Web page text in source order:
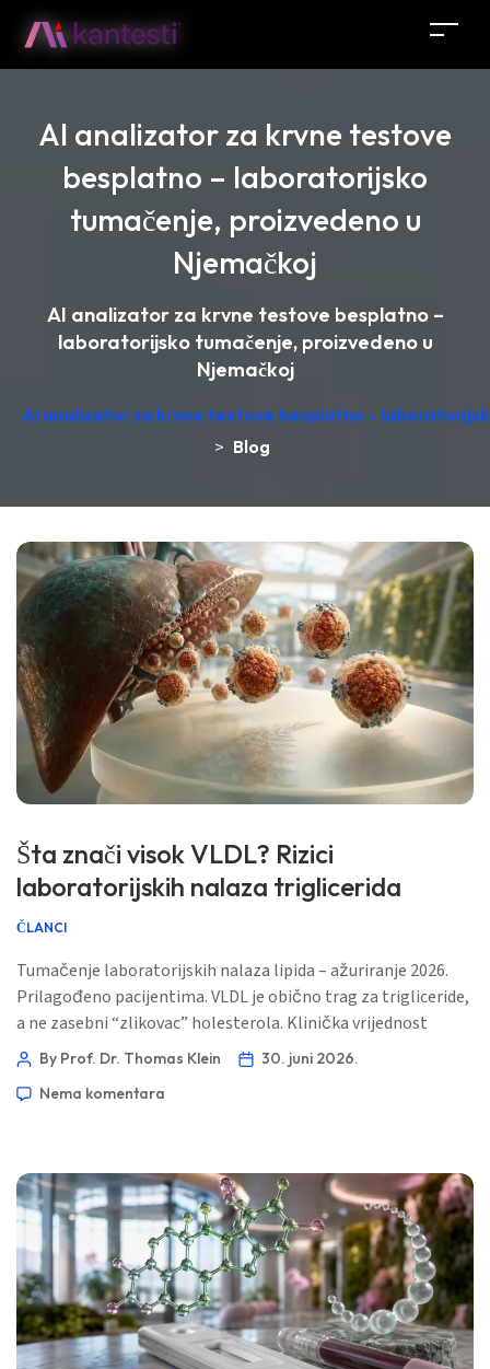
AI analizator za krvne testove
besplatno – laboratorijsko
tumačenje, proizvedeno u
Njemačkoj
AI analizator za krvne testove besplatno –
laboratorijsko tumačenje, proizvedeno u
Njemačkoj
AI analizator za krvne testove besplatno –
> Blog
Šta znači visok VLDL? Rizici
laboratorijskih nalaza triglicerida
ČLANCI
Tumačenje laboratorijskih nalaza lipida – ažuriranje 2026.
Prilagođeno pacijentima. VLDL je obično trag za trigliceride,
a ne zasebni “zlikovac” holesterola. Klinička vrijednost
dolazi iz čitanja VLDL-a zajedno s trigliceridima, LDL-C, non-
30. juni 2026 📝 Objavljeno: 30. juni 2026 🩺 Medicinski
By Prof. Dr. Thomas Klein
30. juni 2026.
Nema komentara